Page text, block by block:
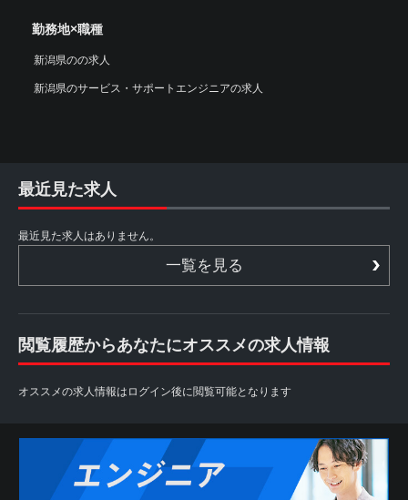
勤務地×職種
新潟県のの求人
新潟県のサービス・サポートエンジニアの求人
最近見た求人
最近見た求人はありません。
一覧を見る
閲覧履歴からあなたにオススメの求人情報
オススメの求人情報はログイン後に閲覧可能となります